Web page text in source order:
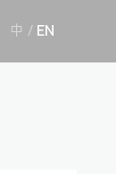
中 / EN